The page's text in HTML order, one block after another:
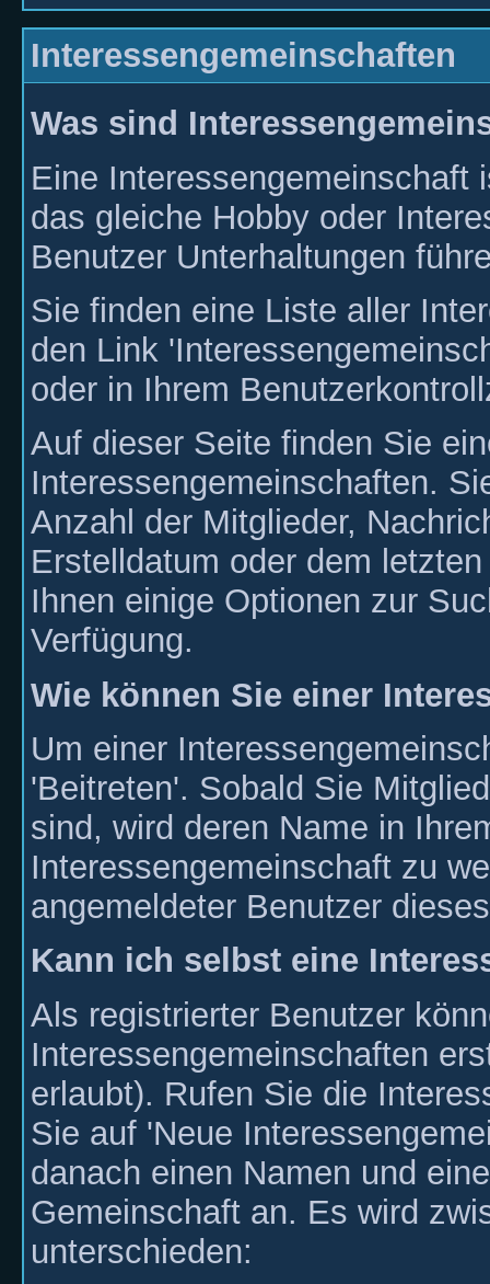
Interessengemeinschaften
Was sind
Eine Interessengemeinschaft
das gleiche Hobby oder
Benutzer Unterhaltungen
Sie finden eine Liste aller
den Link
oder in Ihrem
Auf dieser Seite finden Sie
Interessengemeinschaften.
Anzahl der Mitglieder,
Erstelldatum oder dem
Ihnen einige Optionen zur
Verfügung.
Wie können Sie einer
Um einer
'Beitreten'. Sobald Sie
sind, wird deren Name in
Interessengemeinschaft zu
angemeldeter Benutzer
Kann ich selbst eine
Als registrierter Benutzer
Interessengemeinschaften
erlaubt). Rufen Sie die
Sie auf 'Neue
danach einen Namen und
Gemeinschaft an. Es wird
unterschieden: